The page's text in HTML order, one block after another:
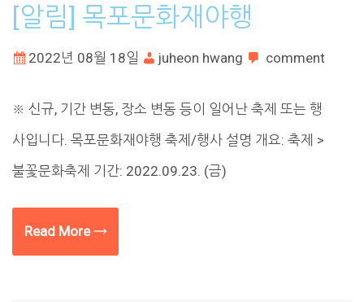
[알림] 목포문화재야행
2022년 08월 18일 juheon hwang comment
※ 신규, 기간 변동, 장소 변동 등이 일어난 축제 또는 행
사입니다. 목포문화재야행 축제/행사 설명 개요: 축제 >
불꽃문화축제 기간: 2022.09.23. (금)
Read More →